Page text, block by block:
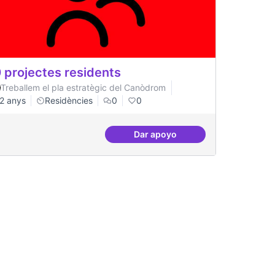
projectes residents
Treballem el pla estratègic del Canòdrom
2 anys
Residències 0 0
Dar apoyo20 projectes residents